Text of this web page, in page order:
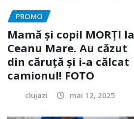
PROMO
Mamă și copil MORȚI la
Ceanu Mare. Au căzut
din căruță și i-a călcat
camionul! FOTO
clujazi mai 12, 2025